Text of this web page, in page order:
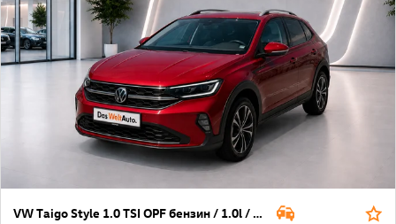
VW Taigo Style 1.0 TSI OPF бензин / 1.0l / 81кВт/ 110к.с / 7DSG